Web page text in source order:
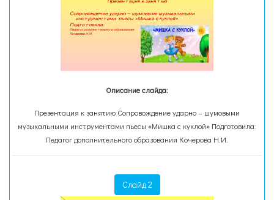
Описание слайда:
Презентация к занятию Сопровождение ударно – шумовыми
музыкальными инструментами пьесы «Мишка с куклой» Подготовила:
Педагог дополнительного образования Кочерова Н.И.
Слайд 2